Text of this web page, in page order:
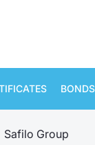
BONDS
Safilo Group